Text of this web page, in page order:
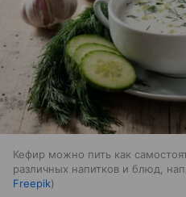
Кефир можно пить как
различных напитков и блюд,
Freepik